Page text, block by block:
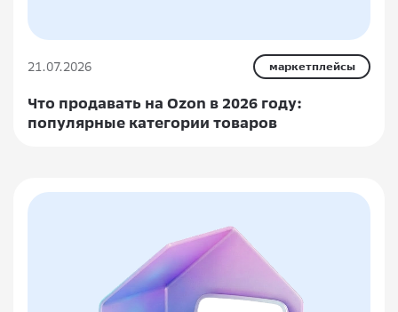
21.07.2026 маркетплейсы
Что продавать на Ozon в 2026 году:
популярные категории товаров